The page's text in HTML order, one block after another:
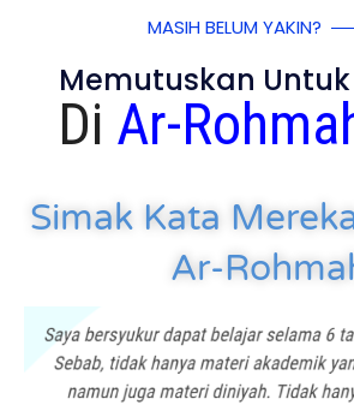
MASIH BELUM YAKIN?
Memutuskan
Di Ar-
Simak Kata
Ar-